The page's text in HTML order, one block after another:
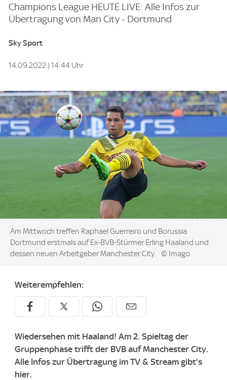
Champions League HEUTE LIVE: Alle Infos zur
Übertragung von Man City - Dortmund
Sky Sport
14.09.2022 | 14:44 Uhr
Image:
Am Mittwoch treffen Raphael Guerreiro und Borussia
Dortmund erstmals auf Ex-BVB-Stürmer Erling Haaland und
dessen neuen Arbeitgeber Manchester City.
© Imago
Weiterempfehlen:
Wiedersehen mit Haaland! Am 2. Spieltag der
Gruppenphase trifft der BVB auf Manchester City.
Alle Infos zur Übertragung im TV & Stream gibt's
hier.